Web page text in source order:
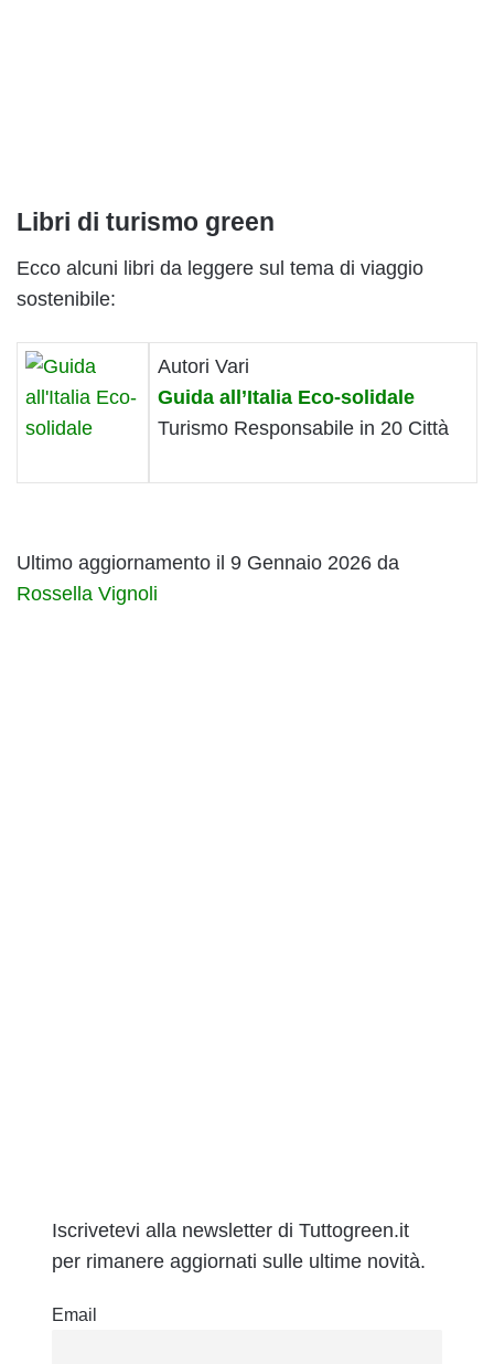
Libri di turismo green
Ecco alcuni libri da leggere sul tema di viaggio
sostenibile:
Autori Vari
Guida all’Italia Eco-solidale
Turismo Responsabile in 20 Città
Ultimo aggiornamento il 9 Gennaio 2026 da
Rossella Vignoli
Iscrivetevi alla newsletter di Tuttogreen.it
per rimanere aggiornati sulle ultime novità.
Email